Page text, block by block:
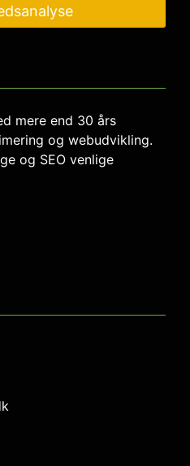
mere end 30 års
og webudvikling.
og SEO venlige